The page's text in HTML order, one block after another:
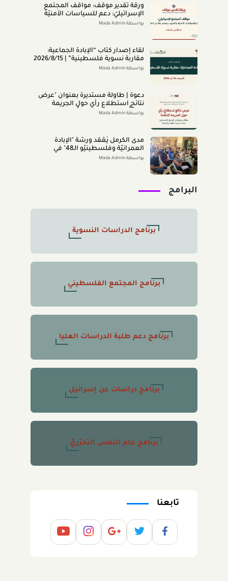
ورقة تقدير موقف: مواقف المجتمع
الإسرائيليّ: دعم للسياسات الأمنيّة
والحروب وعدم رضا عن النتائج (تمّوز
بواسطة Mada Admin
لقاء إصدار كتاب “اﻹﺑﺎدةّ اﻟﺠﻤﺎﻋﻴﺔ:
ﻣﻘﺎرﺑﺔ ﻧﺴﻮﻳﺔ ﻓﻠﺴﻄﻴﻨﻴﺔ” | 2026/8/15
|بواسطة Mada Admin
دعوة | طاولة مستديرة بعنوان "عرض
نتائج استطلاع رأي حول الجريمة
المنظَّمة- مواقف وتصوُّرات المجتمع
بواسطة Mada Admin
مدى الكرمل يَعْقد ورشة "الإبادة
العمرانيّة وفلسطينيّو الـ48" في
الناصرة (تمّوز 2026)
بواسطة Mada Admin
البرامج
برنامج الدراسات النسوية
برنامج المجتمع الفلسطيني
برنامج دعم طلبة الدراسات العليا
برنامج دراسات عن إسرائيل
برنامج علم النفس التحرّريّ
تابعنا